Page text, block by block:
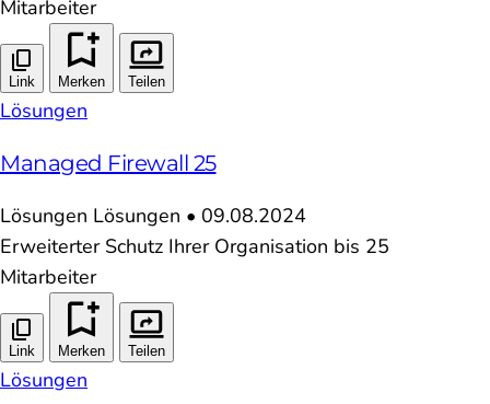
Mitarbeiter
Link Merken Teilen
Lösungen
Managed Firewall 25
Lösungen Lösungen • 09.08.2024
Erweiterter Schutz Ihrer Organisation bis 25
Mitarbeiter
Link Merken Teilen
Lösungen